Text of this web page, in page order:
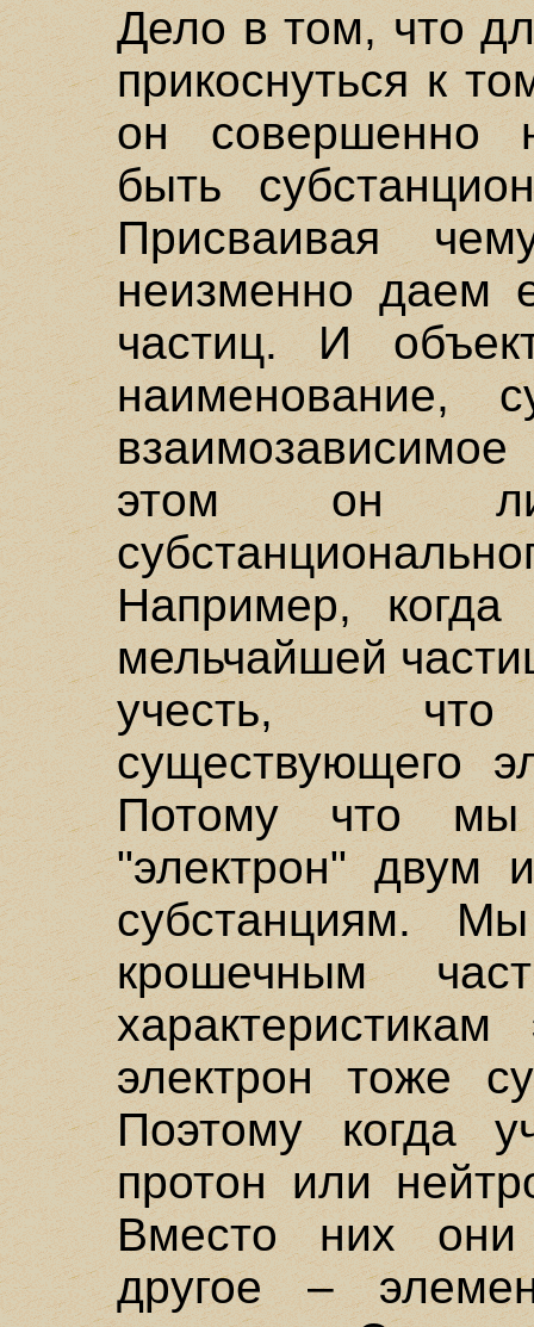
Дело в том, что
прикоснуться к
он совершенно
быть
Присваивая
неизменно даем
частиц. И
наименование,
этом он
Например,
мельчайшей
учесть, что
существующего
Потому что мы
"электрон" двум
субстанциям.
крошечным
электрон тоже
Поэтому когда
протон или
Вместо них они
другое –